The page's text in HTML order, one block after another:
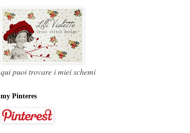
qui puoi trovare i miei schemi
my Pinteres